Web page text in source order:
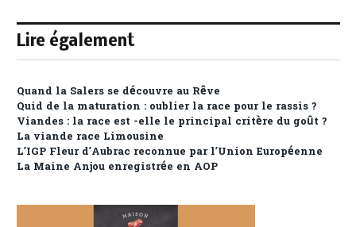
Lire également
Quand la Salers se découvre au Rêve
Quid de la maturation : oublier la race pour le rassis ?
Viandes : la race est -elle le principal critère du goût ?
La viande race Limousine
L’IGP Fleur d’Aubrac reconnue par l’Union Européenne
La Maine Anjou enregistrée en AOP